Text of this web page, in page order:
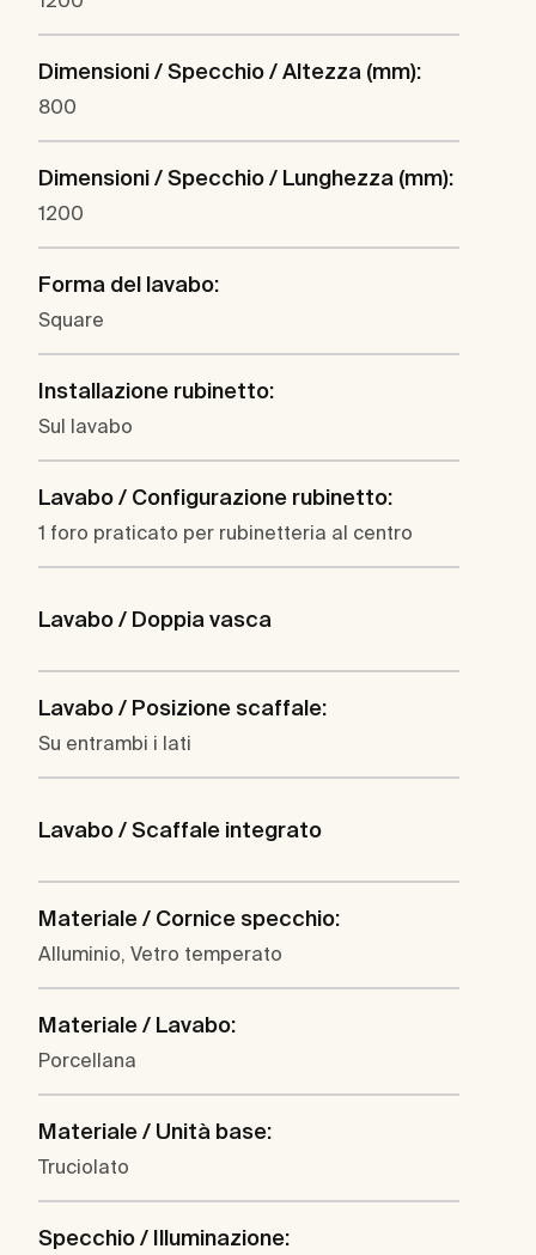
Dimensioni / Specchio / Altezza (mm):
800
Dimensioni / Specchio / Lunghezza (mm):
1200
Forma del lavabo:
Square
Installazione rubinetto:
Sul lavabo
Lavabo / Configurazione rubinetto:
1 foro praticato per rubinetteria al centro
Lavabo / Doppia vasca
Lavabo / Posizione scaffale:
Su entrambi i lati
Lavabo / Scaffale integrato
Materiale / Cornice specchio:
Alluminio, Vetro temperato
Materiale / Lavabo:
Porcellana
Materiale / Unità base:
Truciolato
Specchio / Illuminazione: